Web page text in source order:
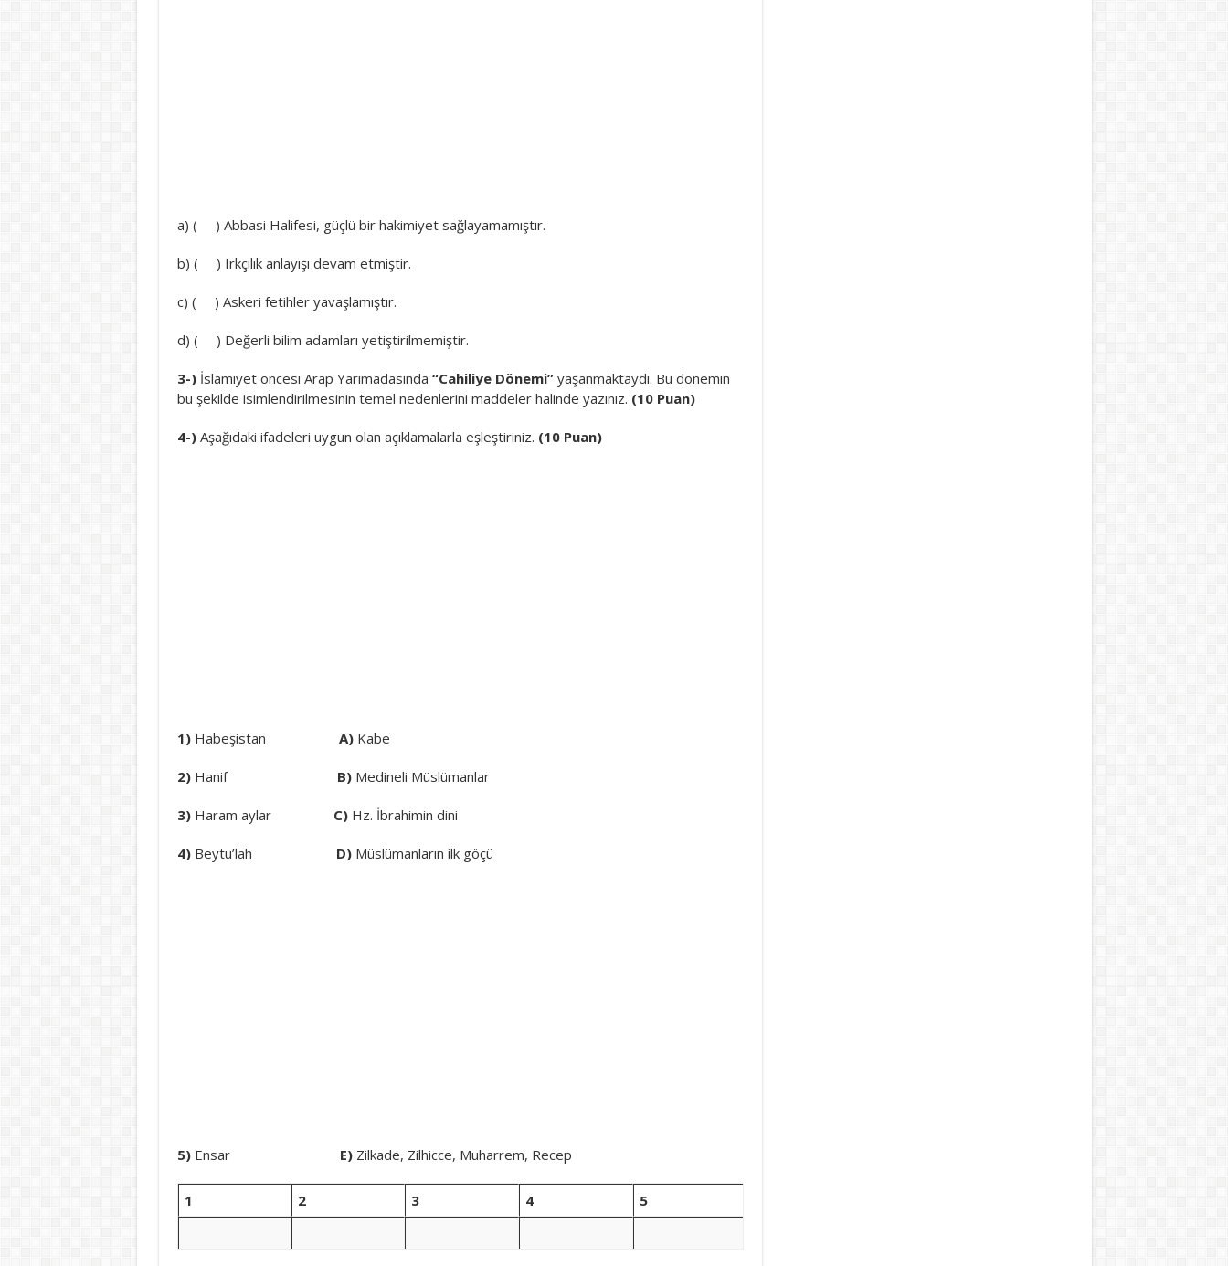
a) ( ) Abbasi Halifesi, güçlü bir hakimiyet sağlayamamıştır.
b) ( ) Irkçılık anlayışı devam etmiştir.
c) ( ) Askeri fetihler yavaşlamıştır.
d) ( ) Değerli bilim adamları yetiştirilmemiştir.
3-)İslamiyet öncesi Arap Yarımadasında “Cahiliye Dönemi”yaşanmaktaydı. Bu dönemin
bu şekilde isimlendirilmesinin temel nedenlerini maddeler halinde yazınız. (10 Puan)
4-) Aşağıdaki ifadeleri uygun olan açıklamalarla eşleştiriniz. (10 Puan)
1) Habeşistan A) Kabe
2) Hanif B) Medineli Müslümanlar
3) Haram aylar C) Hz. İbrahimin dini
4) Beytu’lah D) Müslümanların ilk göçü
5) Ensar E) Zilkade, Zilhicce, Muharrem, Recep
1 2 3 4 5